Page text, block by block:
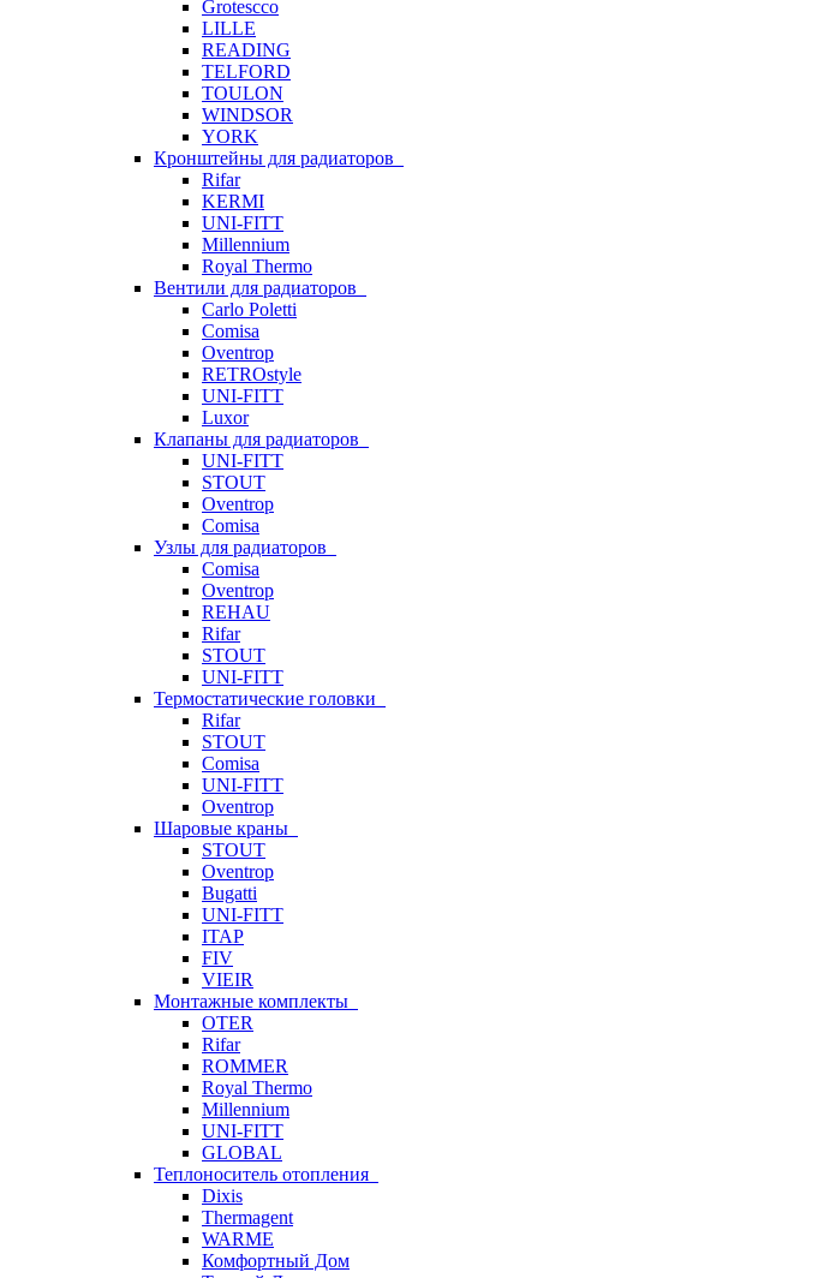
Grotescco
LILLE
READING
TELFORD
TOULON
WINDSOR
YORK
Кронштейны для радиаторов
Rifar
KERMI
UNI-FITT
Millennium
Royal Thermo
Вентили для радиаторов
Carlo Poletti
Comisa
Oventrop
RETROstyle
UNI-FITT
Luxor
Клапаны для радиаторов
UNI-FITT
STOUT
Oventrop
Comisa
Узлы для радиаторов
Comisa
Oventrop
REHAU
Rifar
STOUT
UNI-FITT
Термостатические головки
Rifar
STOUT
Comisa
UNI-FITT
Oventrop
Шаровые краны
STOUT
Oventrop
Bugatti
UNI-FITT
ITAP
FIV
VIEIR
Монтажные комплекты
OTER
Rifar
ROMMER
Royal Thermo
Millennium
UNI-FITT
GLOBAL
Теплоноситель отопления
Dixis
Thermagent
WARME
Комфортный Дом